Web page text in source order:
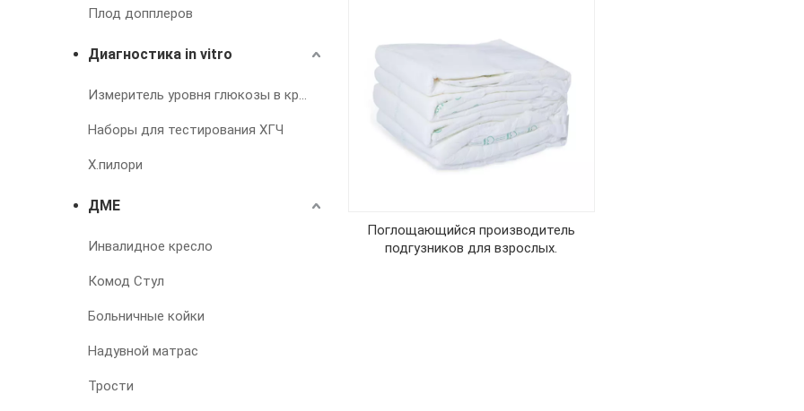
Плод допплеров
Диагностика in vitro
Измеритель уровня глюкозы в крови
Наборы для тестирования ХГЧ
Х.пилори
ДМЕ
Инвалидное кресло
Комод Стул
Больничные койки
Надувной матрас
Трости
Поглощающийся производитель
подгузников для взрослых.